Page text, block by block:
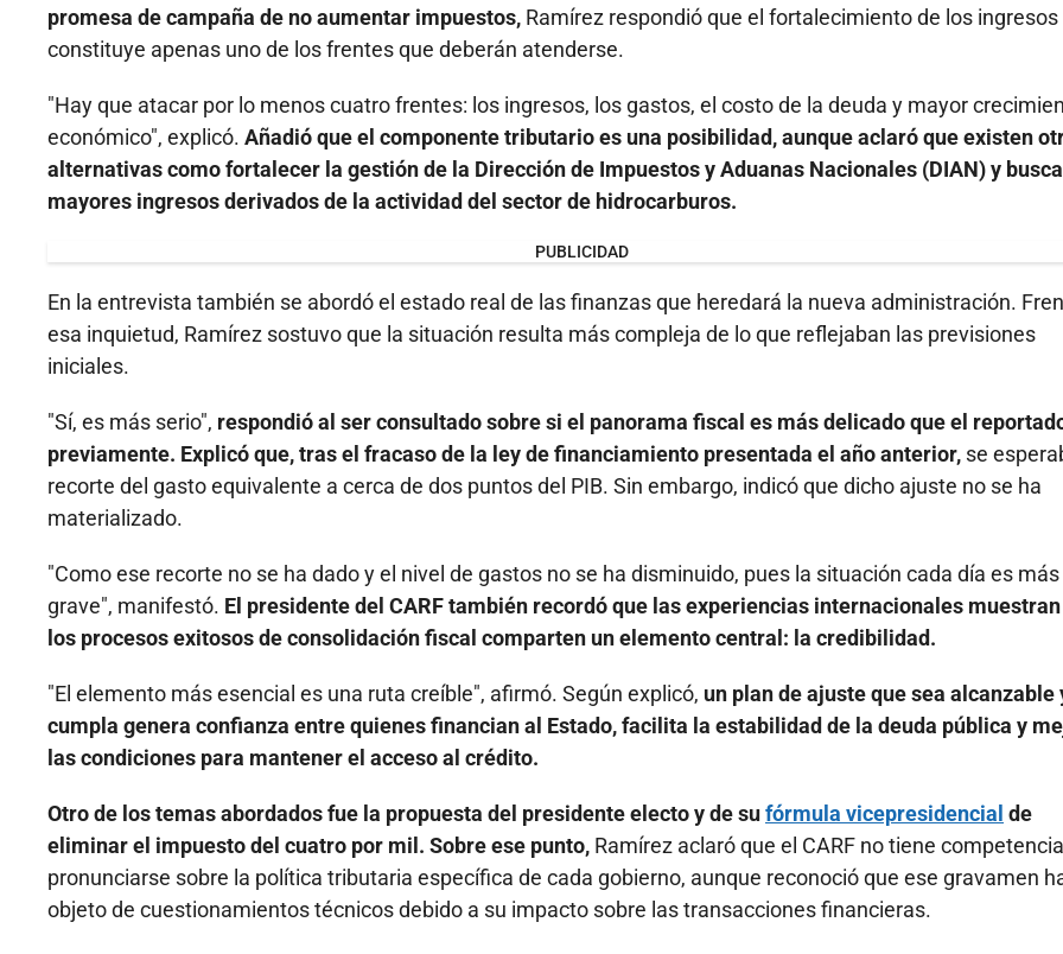
promesa de campaña de no aumentar impuestos, Ramírez respondió que el fortalecimiento de los ingresos
constituye apenas uno de los frentes que deberán atenderse.
"Hay que atacar por lo menos cuatro frentes: los ingresos, los gastos, el costo de la deuda y mayor
económico", explicó. Añadió que el componente tributario es una posibilidad, aunque aclaró que existen
alternativas como fortalecer la gestión de la Dirección de Impuestos y Aduanas Nacionales (DIAN) y
mayores ingresos derivados de la actividad del sector de hidrocarburos.
PUBLICIDAD
En la entrevista también se abordó el estado real de las finanzas que heredará la nueva administración.
esa inquietud, Ramírez sostuvo que la situación resulta más compleja de lo que reflejaban las previsiones
iniciales.
"Sí, es más serio", respondió al ser consultado sobre si el panorama fiscal es más delicado que el
previamente. Explicó que, tras el fracaso de la ley de financiamiento presentada el año anterior, se
recorte del gasto equivalente a cerca de dos puntos del PIB. Sin embargo, indicó que dicho ajuste no se ha
materializado.
"Como ese recorte no se ha dado y el nivel de gastos no se ha disminuido, pues la situación cada día es más
grave", manifestó. El presidente del CARF también recordó que las experiencias internacionales
los procesos exitosos de consolidación fiscal comparten un elemento central: la credibilidad.
"El elemento más esencial es una ruta creíble", afirmó. Según explicó, un plan de ajuste que sea alcanzable
cumpla genera confianza entre quienes financian al Estado, facilita la estabilidad de la deuda pública y
las condiciones para mantener el acceso al crédito.
Otro de los temas abordados fue la propuesta del presidente electo y de sufórmula vicepresidencial de
eliminar el impuesto del cuatro por mil. Sobre ese punto, Ramírez aclaró que el CARF no tiene
pronunciarse sobre la política tributaria específica de cada gobierno, aunque reconoció que ese gravamen
objeto de cuestionamientos técnicos debido a su impacto sobre las transacciones financieras.